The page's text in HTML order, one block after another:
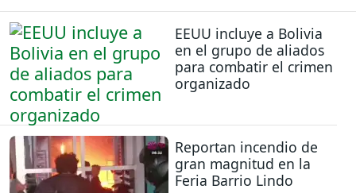
EEUU incluye a Bolivia
en el grupo de aliados
para combatir el crimen
organizado
Reportan incendio de
gran magnitud en la
Feria Barrio Lindo